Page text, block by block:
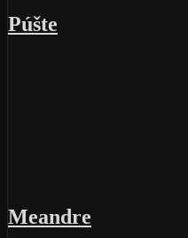
Púšte
Meandre